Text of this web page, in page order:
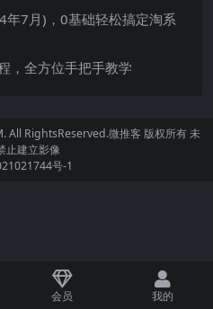
7月)，0基础轻松搞定淘系
，全方位手把手教学
All RightsReserved.微推客 版权所有 未
止建立影像
号-1
会员 我的